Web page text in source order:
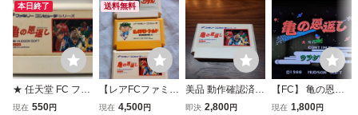
本日終了
★ 任天堂 FC ファ
ミコン ファミリー
現在 550円
送料無料
【レアFCファミコ
ン】ハドソンレア
現在 4,500円
美品 動作確認済 F
C ファミコン 亀の
即決 2,800円
【FC】 亀の恩返
し〜ウラシマ伝
現在 1,800円